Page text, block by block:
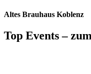
Altes Brauhaus Koblenz
Top Events –